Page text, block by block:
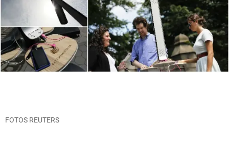
FOTOS REUTERS